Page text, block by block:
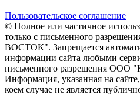
Пользовательское соглашение
© Полное или частичное
только с письменного
ВОСТОК". Запрещается
информации сайта любыми
письменного разрешения
Информация, указанная на
коем случае не является